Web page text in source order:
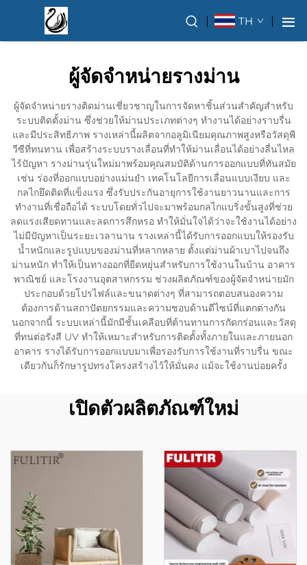
TH
ผู้จัดจำหน่ายรางม่าน
ผู้จัดจำหน่ายรางติดม่านเชี่ยวชาญในการจัดหาชิ้นส่วนสำคัญสำหรับ
ระบบติดตั้งม่าน ซึ่งช่วยให้ม่านประเภทต่างๆ ทำงานได้อย่างราบรื่น
และมีประสิทธิภาพ รางเหล่านี้ผลิตจากอลูมิเนียมคุณภาพสูงหรือวัสดุพี
วีซีที่ทนทาน เพื่อสร้างระบบรางเลื่อนที่ทำให้ม่านเลื่อนได้อย่างลื่นไหล
ไร้ปัญหา รางม่านรุ่นใหม่มาพร้อมคุณสมบัติด้านการออกแบบที่ทันสมัย
เช่น ร่องที่ออกแบบอย่างแม่นยำ เทคโนโลยีการเลื่อนแบบเงียบ และ
กลไกยึดติดที่แข็งแรง ซึ่งรับประกันอายุการใช้งานยาวนานและการ
ทำงานที่เชื่อถือได้ ระบบโดยทั่วไปจะมาพร้อมกลไกแบริ่งขั้นสูงที่ช่วย
ลดแรงเสียดทานและลดการสึกหรอ ทำให้มั่นใจได้ว่าจะใช้งานได้อย่าง
ไม่มีปัญหาเป็นระยะเวลานาน รางเหล่านี้ได้รับการออกแบบให้รองรับ
น้ำหนักและรูปแบบของม่านที่หลากหลาย ตั้งแต่ม่านผ้าเบาไปจนถึง
ม่านหนัก ทำให้เป็นทางออกที่ยืดหยุ่นสำหรับการใช้งานในบ้าน อาคาร
พาณิชย์ และโรงงานอุตสาหกรรม ช่วงผลิตภัณฑ์ของผู้จัดจำหน่ายมัก
ประกอบด้วยโปรไฟล์และขนาดต่างๆ ที่สามารถตอบสนองความ
ต้องการด้านสถาปัตยกรรมและความชอบด้านดีไซน์ที่แตกต่างกัน
นอกจากนี้ ระบบเหล่านี้มักมีชั้นเคลือบที่ต้านทานการกัดกร่อนและวัสดุ
ที่ทนต่อรังสี UV ทำให้เหมาะสำหรับการติดตั้งทั้งภายในและภายนอก
อาคาร รางได้รับการออกแบบมาเพื่อรองรับการใช้งานที่ราบรื่น ขณะ
เดียวกันก็รักษารูปทรงโครงสร้างไว้ให้มั่นคง แม้จะใช้งานบ่อยครั้ง
เปิดตัวผลิตภัณฑ์ใหม่